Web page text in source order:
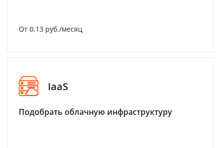
От 0.13 руб./месяц
IaaS
Подобрать облачную инфраструктуру